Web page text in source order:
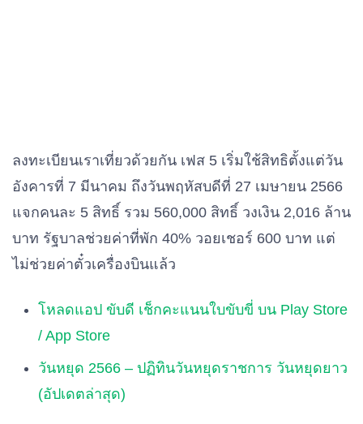
ลงทะเบียนเราเที่ยวด้วยกัน เฟส 5 เริ่มใช้สิทธิตั้งแต่วัน
อังคารที่ 7 มีนาคม ถึงวันพฤหัสบดีที่ 27 เมษายน 2566
แจกคนละ 5 สิทธิ์ รวม 560,000 สิทธิ์ วงเงิน 2,016 ล้าน
บาท รัฐบาลช่วยค่าที่พัก 40% วอยเชอร์ 600 บาท แต่
ไม่ช่วยค่าตั๋วเครื่องบินแล้ว
โหลดแอป ขับดี เช็กคะแนนใบขับขี่ บน Play Store
/ App Store
วันหยุด 2566 – ปฏิทินวันหยุดราชการ วันหยุดยาว
(อัปเดตล่าสุด)